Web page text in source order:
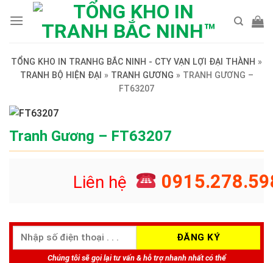
TỔNG KHO IN TRANHG BẮC NINH - CTY VẠN LỢI ĐẠI THÀNH »
TRANH BỘ HIỆN ĐẠI » TRANH GƯƠNG » TRANH GƯƠNG –
FT63207
Tranh Gương – FT63207
Liên hệ
Chúng tôi sẽ gọi lại tư vấn & hỗ trợ nhanh nhất có thể